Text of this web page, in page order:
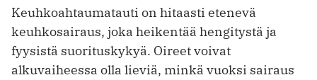
Keuhkoahtaumatauti on hitaasti etenevä
keuhkosairaus, joka heikentää hengitystä ja
fyysistä suorituskykyä. Oireet voivat
alkuvaiheessa olla lieviä, minkä vuoksi sairaus